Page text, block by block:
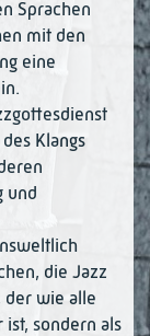
Sprachen
mit den
eine
Klangs
und
die Jazz
der wie alle
ist, sondern als